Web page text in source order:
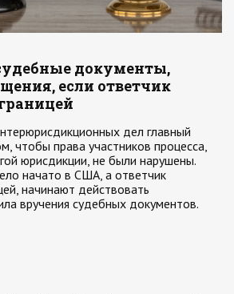
документы,
если ответчик
дел главный
чтобы права участников процесса,
юрисдикции, не были нарушены.
начато в США, а ответчик
начинают действовать
вручения судебных документов.